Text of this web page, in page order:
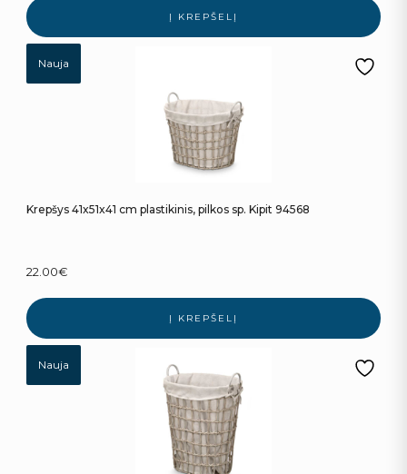
Į KREPŠELĮ
Nauja
Krepšys 41x51x41 cm plastikinis, pilkos sp. Kipit 94568
22.00€
Į KREPŠELĮ
Nauja